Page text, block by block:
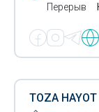
Перерыв
TOZA HAYOT